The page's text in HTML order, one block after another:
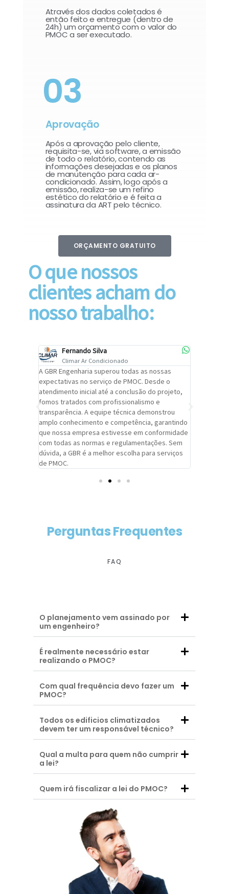
Através dos dados coletados é
então feito e entregue (dentro de
24h) um orçamento com o valor do
PMOC a ser executado.
03
Aprovação
Após a aprovação pelo cliente,
requisita-se, via software, a emissão
de todo o relatório, contendo as
informações desejadas e os planos
de manutenção para cada ar-
condicionado. Assim, logo após a
emissão, realiza-se um refino
estético do relatório e é feita a
assinatura da ART pelo técnico.
ORÇAMENTO GRATUITO
O que nossos
clientes acham do
nosso trabalho:
Fernando Silva
Climar Ar Condicionado
A GBR Engenharia superou todas as nossas
expectativas no serviço de PMOC. Desde o
atendimento inicial até a conclusão do projeto,
fomos tratados com profissionalismo e
transparência. A equipe técnica demonstrou
amplo conhecimento e competência, garantindo
que nossa empresa estivesse em conformidade
com todas as normas e regulamentações. Sem
dúvida, a GBR é a melhor escolha para serviços
de PMOC.
Perguntas Frequentes
FAQ
O planejamento vem assinado por
um engenheiro?
É realmente necessário estar
realizando o PMOC?
Com qual frequência devo fazer um
PMOC?
Todos os edificios climatizados
devem ter um responsável técnico?
Qual a multa para quem não cumprir
a lei?
Quem irá fiscalizar a lei do PMOC?